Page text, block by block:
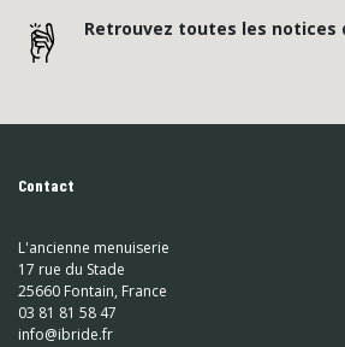
Retrouvez toutes les notices
Contact
L'ancienne menuiserie
17 rue du Stade
25660 Fontain, France
03 81 81 58 47
info@ibride.fr